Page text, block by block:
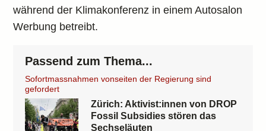
während der Klimakonferenz in einem Autosalon
Werbung betreibt.
Passend zum Thema...
Sofortmassnahmen vonseiten der Regierung sind
gefordert
Zürich: Aktivist:innen von DROP
Fossil Subsidies stören das
Sechseläuten